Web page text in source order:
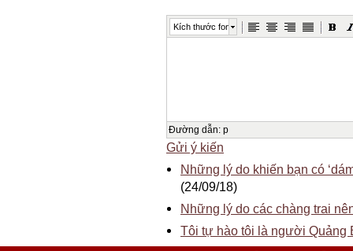
Kích thước font
Đường dẫn: p
Gửi ý kiến
Những lý do khiến bạn có
(24/09/18)
Những lý do các chàng trai
Tôi tự hào tôi là người